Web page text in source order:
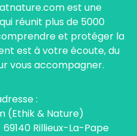
est une
réunit plus de 5000
et protéger la
est à votre écoute, du
vous accompagner.
:
(Ethik & Nature)
Rillieux-La-Pape